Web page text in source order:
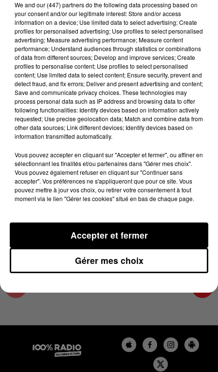
Lecture (5 min 2 sec)
100%
100% Radio l'agenda du Tarn nord
9 juin 2025 - 5 min 2 sec
L'AGENDA DU TARN NORD DU 09/06/2025 À
06H46
L'AGENDA DU TARN NORD
We and our (447) partnersdo the following data processing based on
your consent and/or our legitimate interest: Store and/or access
information on a device; Use limited data to select advertising; Create
profiles for personalised advertising; Use profiles to select personalised
advertising; Measure advertising performance; Measure content
performance; Understand audiences through statistics or combinations
of data from different sources; Develop and improve services; Create
profiles to personalise content; Use profiles to select personalised
content; Use limited data to select content; Ensure security, prevent and
detect fraud, and fix errors; Deliver and present advertising and content;
Save and communicate privacy choices. These technologies may
process personal data such as IP address and browsing data to offer
following functionalities: Identify devices based on information actively
requested; Use precise geolocation data; Match and combine data from
other data sources; Link different devices; Identify devices based on
information transmitted automatically.
Vous pouvez accepter en cliquant sur "Accepter et fermer", ou affiner en
sélectionnant les finalités et/ou partenaires dans "Gérer mes choix".
Vous pouvez également refuser en cliquant sur "Continuer sans
accepter". Vos préférences ne s'appliqueront que pour ce site. Vous
pouvez mettre à jour vos choix, ou retirer votre consentement à tout
moment via le lien "Gérer les cookies" situé en bas de chaque page.
Gérer mes choix
Accepter et fermer